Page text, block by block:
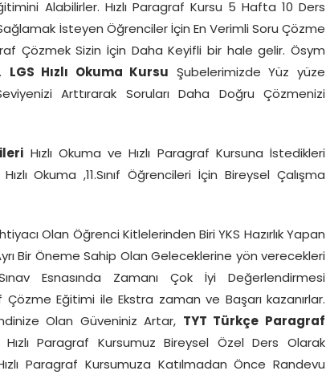
Alabilirler. Hızlı Paragraf Kursu 5 Hafta 10 Ders
İsteyen Öğrenciler İçin En Verimli Soru Çözme
Çözmek Sizin İçin Daha Keyifli bir hale gelir. Ösym
LGS Hızlı Okuma Kursu Şubelerimizde Yüz yüze
Arttırarak Soruları Daha Doğru Çözmenizi
Hızlı Okuma ve Hızlı Paragraf Kursuna İstedikleri
Hızlı Okuma ,11.Sınıf Öğrencileri İçin Bireysel Çalışma
Olan Öğrenci Kitlelerinden Biri YKS Hazırlık Yapan
Bir Öneme Sahip Olan Geleceklerine yön verecekleri
Esnasında Zamanı Çok İyi Değerlendirmesi
Çözme Eğitimi ile Ekstra zaman ve Başarı kazanırlar.
Olan Güveniniz Artar, TYT Türkçe Paragraf
Paragraf Kursumuz Bireysel Özel Ders Olarak
Paragraf Kursumuza Katılmadan Önce Randevu